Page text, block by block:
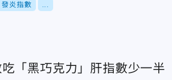
發炎指數
「黑巧克力」肝指數少一半